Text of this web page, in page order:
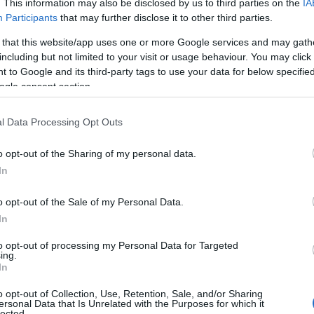
This information may also be disclosed by us to third parties on the
Participants that may further disclose it to other third parties.
that this website/app uses one or more Google services and may
but not limited to your visit or usage behaviour. You may
to Google and its third-party tags to use your data for below
consent section.
Data Processing Opt Outs
opt-out of the Sharing of my personal data.
opt-out of the Sale of my Personal Data.
opt-out of processing my Personal Data for Targeted
opt-out of Collection, Use, Retention, Sale, and/or Sharing
Data that Is Unrelated with the Purposes for which it
mutató emelkedésével összefüggésben a
egy hónap alatt ilyen jelentős erősödést már
a GKI - mondta a kutató.
szektora, a mutató ebben a hónapban
1 ponttal emelkedett. Még így is ez
a leginkább bizakodó, illetve áprilisban
mellé az ipar